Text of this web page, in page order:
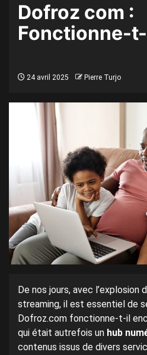
Dofroz com :
Fonctionne-
24 avril 2025 Pierre Turjo
De nos jours, avec
streaming, il est essentiel de
Dofroz.com fonctionne-t-il
qui était autrefois un hub
contenus issus de divers